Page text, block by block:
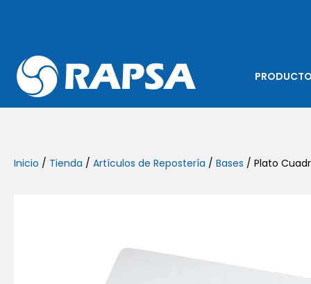
Inicio / Tienda / Artículos de Repostería / Bases / Plato